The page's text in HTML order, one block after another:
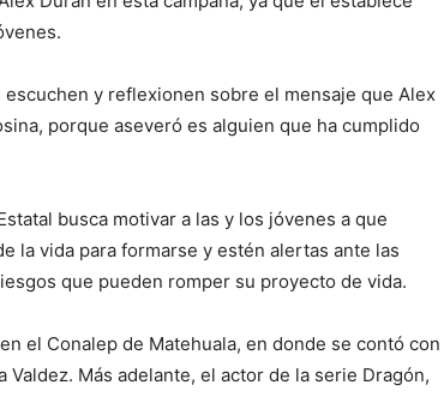
y reflexionen sobre el mensaje que Alex
porque aseveró es alguien que ha cumplido
busca motivar a las y los jóvenes a que
la vida para formarse y estén alertas ante las
que pueden romper su proyecto de vida.
el Conalep de Matehuala, en donde se contó con
Más adelante, el actor de la serie Dragón,